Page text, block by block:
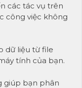
các tác vụ trên
công việc không
dữ liệu từ file
tính của bạn.
giúp bạn phân